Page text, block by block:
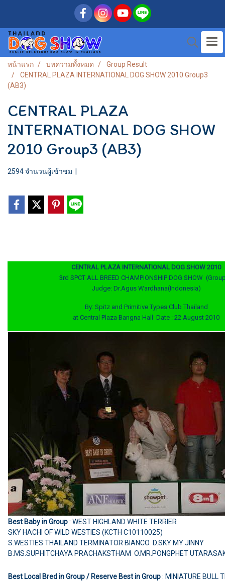
หน้าแรก บทความทั้งหมด
Group Result
CENTRAL PLAZA INTERNATIONAL DOG SHOW 2010 Group3
(AB3)
CENTRAL PLAZA
INTERNATIONAL DOG SHOW
2010 Group3 (AB3)
2594 จำนวนผู้เข้าชม
CENTRAL PLAZA INTERNATIONAL DOG SHOW 2010
3rd SPCT ALL BREED CHAMPIONSHIP DOG SHOW
Judge: Dr.Agus Wardhana(Indonesia)
By: Spitz and Primitive Types Club Thailand
at Central Plaza Bangna Hall Date : 22 August 2010
Best Baby in Group: WEST HIGHLAND WHITE TERRIER
SKY HACHI OF WILD WESTIES (KCTH C10110025)
S.WESTIES THAILAND TERMINATOR BIANCO D.SKY MY JINNY
B.MS.SUPHITCHAYA PRACHAKSTHAM O.MR.PONGPHET
Best Local Bred in Group / Reserve Best in Group: MINIATURE BULL